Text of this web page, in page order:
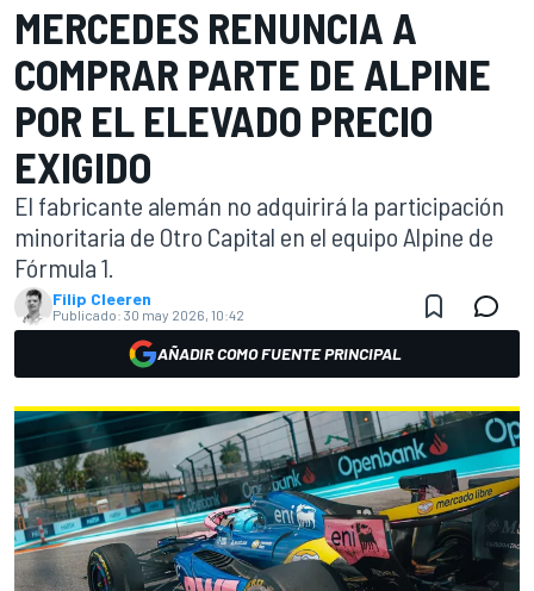
MERCEDES RENUNCIA A
COMPRAR PARTE DE ALPINE
POR EL ELEVADO PRECIO
EXIGIDO
El fabricante alemán no adquirirá la participación
minoritaria de Otro Capital en el equipo Alpine de
Fórmula 1.
Filip Cleeren
Publicado: 30 may 2026, 10:42
AÑADIR COMO FUENTE PRINCIPAL